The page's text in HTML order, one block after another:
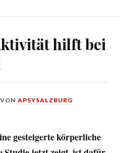
hilft bei
VONAPSYSALZBURG
gesteigerte körperliche